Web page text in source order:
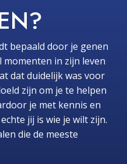
bepaald door je genen
momenten in zijn leven
dat duidelijk was voor
zijn om je te helpen
je met kennis en
jij is wie je wilt zijn.
die de meeste